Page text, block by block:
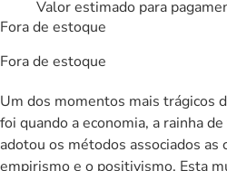
Valor estimado para
Fora de estoque
Fora de estoque
Um dos momentos mais trágicos
foi quando a economia, a rainha
adotou os métodos associados as
empirismo e o positivismo. Esta